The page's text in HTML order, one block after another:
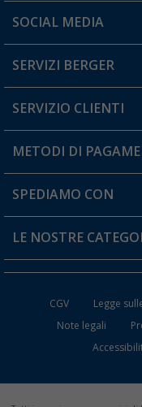
Orari di apertura del servizio:
Hai una domanda?
SOCIAL MEDIA
SERVIZI BERGER
Diventare rivenditori
Il mio Account
Carta fedeltà Berger
SERVIZIO CLIENTI
Informazioni sulla
Resi
FAQ e Contatti
METODI DI
SPEDIAMO CON
LE NOSTRE
Mobili per il Campeggio
Frigo Portatili
CGV Legge
Note legali